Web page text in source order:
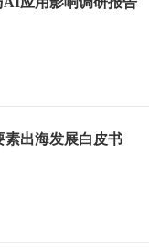
素出海发展白皮书